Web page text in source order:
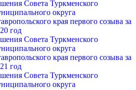
Совета Туркменского
округа
края первого созыва за
год
Совета Туркменского
округа
края первого созыва за
год
Совета Туркменского
округа